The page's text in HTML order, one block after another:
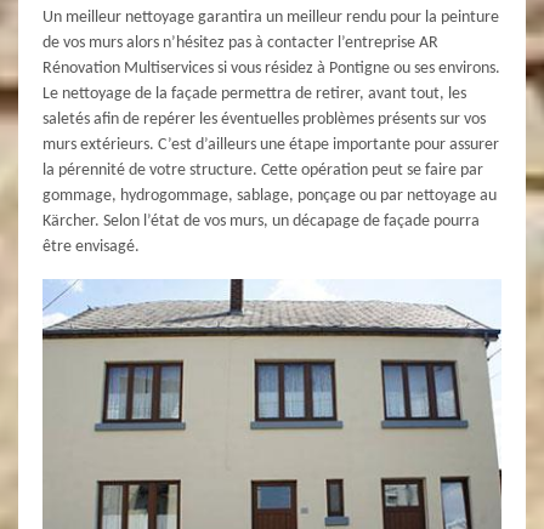
Un meilleur nettoyage garantira un meilleur rendu pour la peinture
de vos murs alors n’hésitez pas à contacter l’entreprise AR
Rénovation Multiservices si vous résidez à Pontigne ou ses environs.
Le nettoyage de la façade permettra de retirer, avant tout, les
saletés afin de repérer les éventuelles problèmes présents sur vos
murs extérieurs. C’est d’ailleurs une étape importante pour assurer
la pérennité de votre structure. Cette opération peut se faire par
gommage, hydrogommage, sablage, ponçage ou par nettoyage au
Kärcher. Selon l’état de vos murs, un décapage de façade pourra
être envisagé.